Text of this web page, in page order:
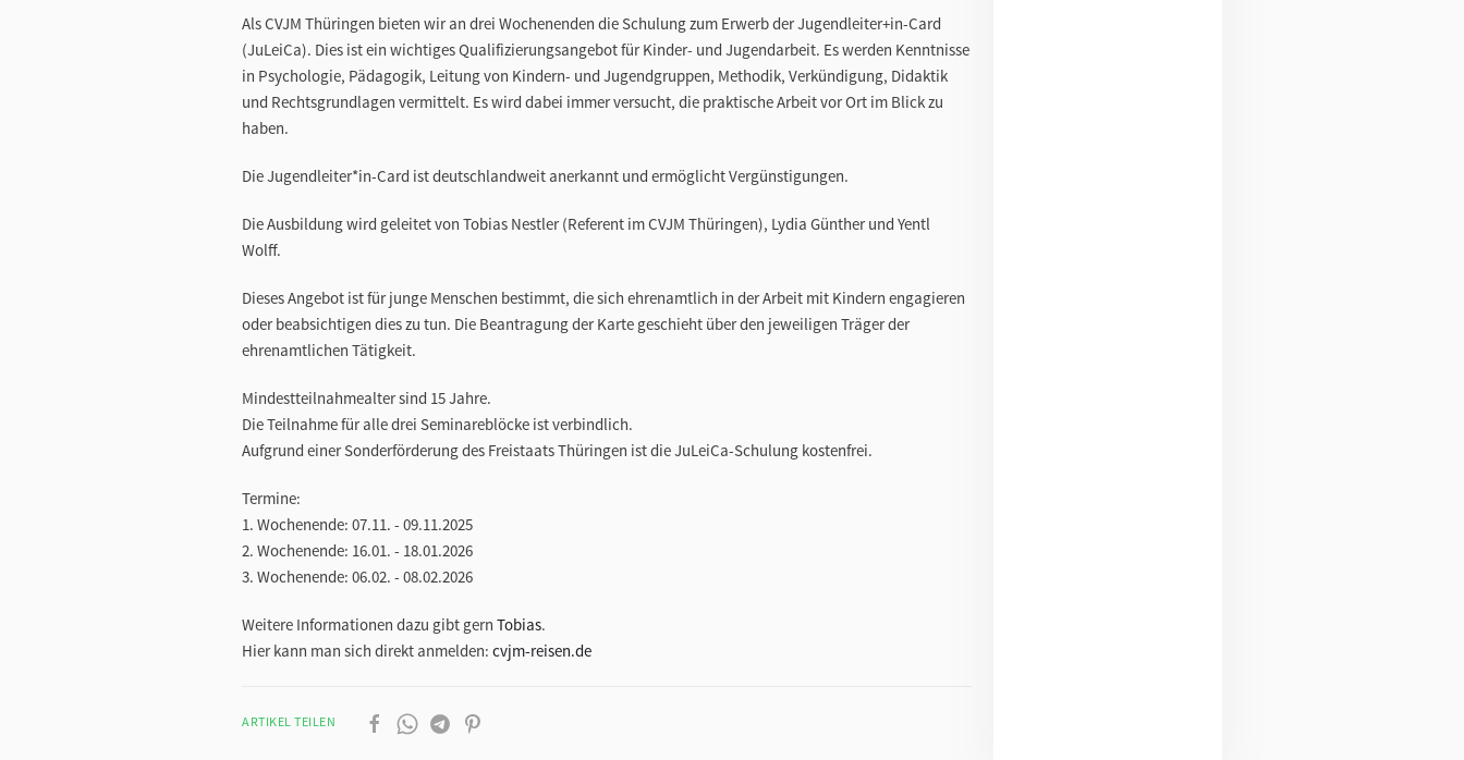
Als CVJM Thüringen bieten wir an drei Wochenenden die Schulung zum Erwerb der Jugendleiter+in-Card
(JuLeiCa). Dies ist ein wichtiges Qualifizierungsangebot für Kinder- und Jugendarbeit. Es werden Kenntnisse
in Psychologie, Pädagogik, Leitung von Kindern- und Jugendgruppen, Methodik, Verkündigung, Didaktik
und Rechtsgrundlagen vermittelt. Es wird dabei immer versucht, die praktische Arbeit vor Ort im Blick zu
haben.
Die Jugendleiter*in-Card ist deutschlandweit anerkannt und ermöglicht Vergünstigungen.
Die Ausbildung wird geleitet von Tobias Nestler (Referent im CVJM Thüringen), Lydia Günther und Yentl
Wolff.
Dieses Angebot ist für junge Menschen bestimmt, die sich ehrenamtlich in der Arbeit mit Kindern engagieren
oder beabsichtigen dies zu tun. Die Beantragung der Karte geschieht über den jeweiligen Träger der
ehrenamtlichen Tätigkeit.
Mindestteilnahmealter sind 15 Jahre.
Die Teilnahme für alle drei Seminareblöcke ist verbindlich.
Aufgrund einer Sonderförderung des Freistaats Thüringen ist die JuLeiCa-Schulung kostenfrei.
Termine:
1. Wochenende: 07.11. - 09.11.2025
2. Wochenende: 16.01. - 18.01.2026
3. Wochenende: 06.02. - 08.02.2026
Weitere Informationen dazu gibt gern Tobias.
Hier kann man sich direkt anmelden: cvjm-reisen.de
ARTIKEL TEILEN